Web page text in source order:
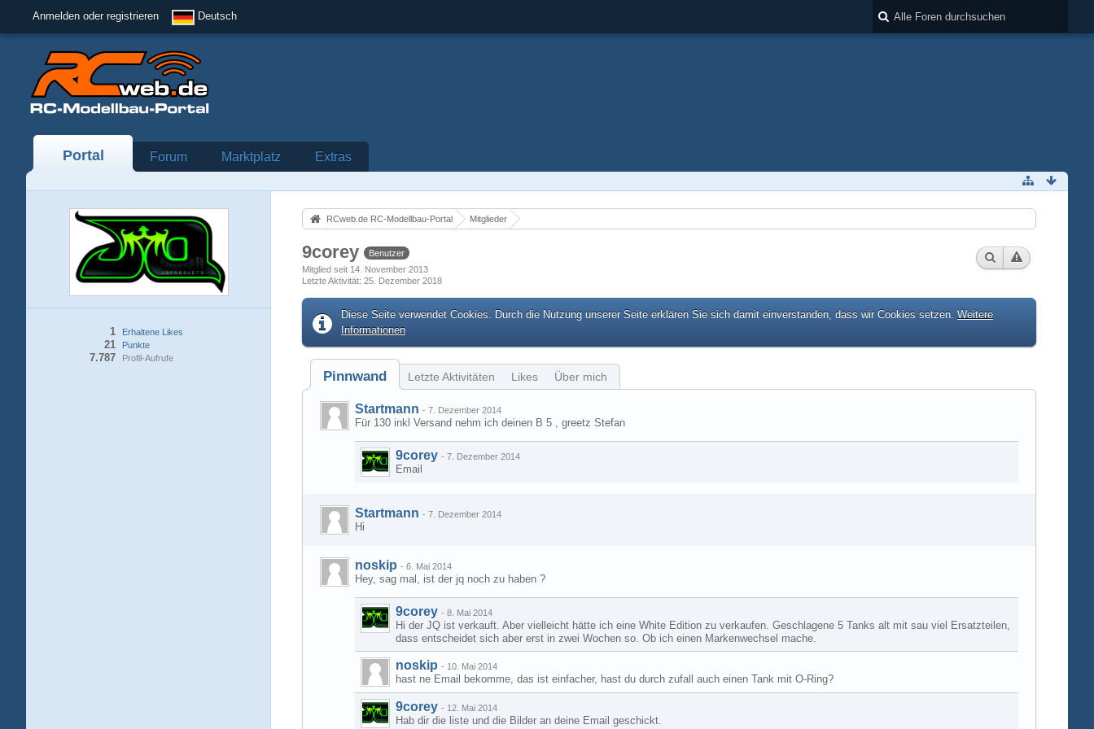
Anmelden oder registrieren Deutsch
Portal Forum Marktplatz Extras
Erhaltene Likes
1
Punkte
21
Profil-Aufrufe
7.787
RCweb.de RC-Modellbau-Portal Mitglieder
9corey
Benutzer
Mitglied seit 14. November 2013
Letzte Aktivität 25. Dezember 2018
Diese Seite verwendet Cookies. Durch die Nutzung unserer Seite erklären Sie sich damit einverstanden, dass wir Cookies setzen. Weitere
Informationen
Pinnwand Letzte Aktivitäten Likes Über mich
Startmann - 7. Dezember 2014
Für 130 inkl Versand nehm ich deinen B 5 , greetz Stefan
9corey - 7. Dezember 2014
Email
Startmann - 7. Dezember 2014
Hi
noskip - 6. Mai 2014
Hey, sag mal, ist der jq noch zu haben ?
9corey - 8. Mai 2014
Hi der JQ ist verkauft. Aber vielleicht hätte ich eine White Edition zu verkaufen. Geschlagene 5 Tanks alt mit sau viel Ersatzteilen,
dass entscheidet sich aber erst in zwei Wochen so. Ob ich einen Markenwechsel mache.
noskip - 10. Mai 2014
hast ne Email bekomme, das ist einfacher, hast du durch zufall auch einen Tank mit O-Ring?
9corey - 12. Mai 2014
Hab dir die liste und die Bilder an deine Email geschickt.